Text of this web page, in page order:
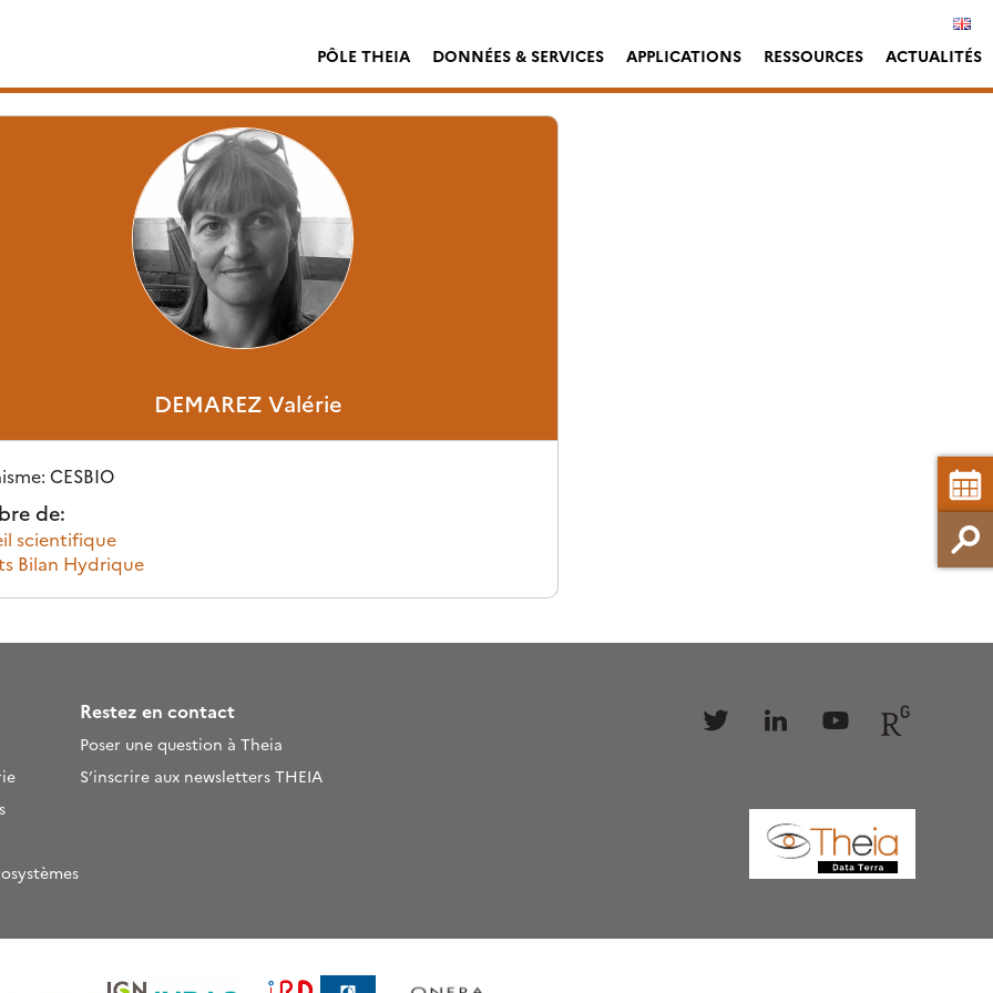
PÔLE THEIA DONNÉES & SERVICES APPLICATIONS RESSOURCES ACTUALITÉS
DEMAREZ Valérie
CESBIO
de:
scientifique
Bilan Hydrique
Restez en contact
Poser une question à Theia
S’inscrire aux newsletters THEIA
Follow Follow